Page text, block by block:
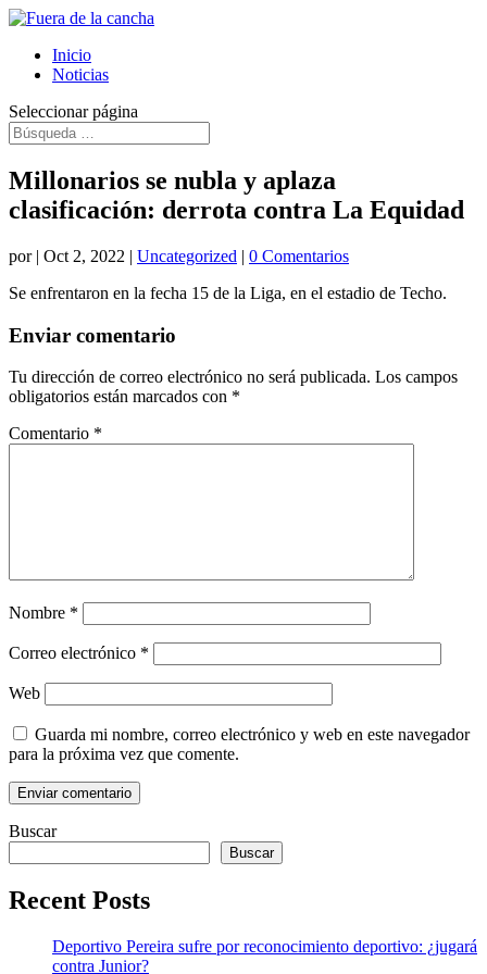
Inicio
Noticias
Seleccionar página
Millonarios se nubla y aplaza
clasificación: derrota contra La Equidad
por | Oct 2, 2022 | Uncategorized | 0 Comentarios
Se enfrentaron en la fecha 15 de la Liga, en el estadio de Techo.
Enviar comentario
Tu dirección de correo electrónico no será publicada. Los campos
obligatorios están marcados con *
Comentario *
Nombre *
Correo electrónico *
Web
Guarda mi nombre, correo electrónico y web en este navegador
para la próxima vez que comente.
Buscar
Buscar
Recent Posts
Deportivo Pereira sufre por reconocimiento deportivo: ¿jugará
contra Junior?